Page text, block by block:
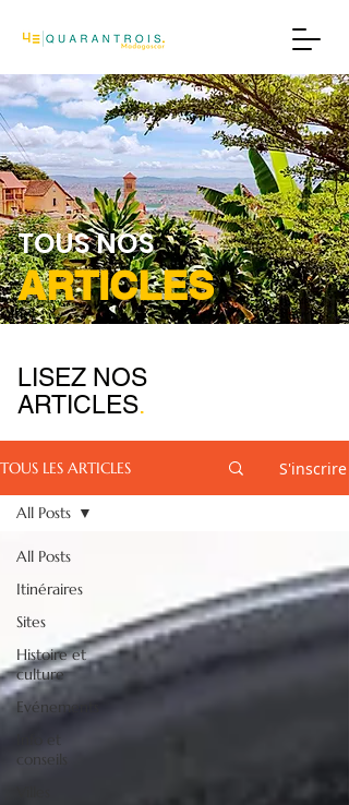
TOUS NOS
ARTICLES
LISEZ NOS
ARTICLES.
TOUS LES ARTICLES S'inscrire
All Posts
Itinéraires
Sites
Histoire et
culture
Evénements
Info et
conseils
All Posts